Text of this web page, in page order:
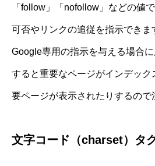
「follow」「nofollow」などの値
可否やリンクの追従を指示できま
Google専用の指示を与える場合
すると重要なページがインデック
要ページが表示されたりするので
文字コード（charset）タ